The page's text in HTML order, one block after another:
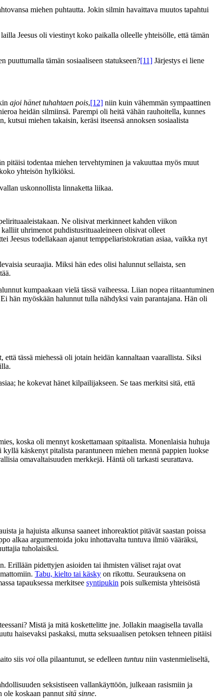
miehen puhtautta. Jokin silmin havaittava muutos tapahtui
Jeesus oli viestinyt koko paikalla olleelle yhteisölle, että tämän
puuttumalla tämän sosiaaliseen statukseen?[11] Järjestys ei liene
ajoi hänet tuhahtaen pois,[12] niin kuin vähemmän sympaattinen
heidän silmiinsä. Parempi oli heitä vähän rauhoitella, kunnes
miehen takaisin, keräsi itseensä annoksen sosiaalista
pitäisi todentaa miehen tervehtyminen ja vakuuttaa myös muut
yhteisön hylkiöksi.
uskonnollista linnaketta liikaa.
Ne olisivat merkinneet kahden viikon
uhrimenot puhdistusrituaaleineen olisivat olleet
Jeesus todellakaan ajanut temppeliaristokratian asiaa, vaikka nyt
seuraajia. Miksi hän edes olisi halunnut sellaista, sen
kumpaakaan vielä tässä vaiheessa. Liian nopea riitaantuminen
hän myöskään halunnut tulla nähdyksi vain parantajana. Hän oli
tässä miehessä oli jotain heidän kannaltaan vaarallista. Siksi
he kokevat hänet kilpailijakseen. Se taas merkitsi sitä, että
koska oli mennyt koskettamaan spitaalista. Monenlaisia huhuja
käskenyt pitalista parantuneen miehen mennä pappien luokse
omavaltaisuuden merkkejä. Häntä oli tarkasti seurattava.
ja hajuista alkunsa saaneet inhoreaktiot pitävät saastan poissa
alkaa argumentoida joku inhottavalta tuntuva ilmiö vääräksi,
tuholaisiksi.
Erillään pidettyjen asioiden tai ihmisten väliset rajat ovat
Tabu, kielto tai käsky on rikottu. Seurauksena on
tapauksessa merkitsee syntipukin pois sulkemista yhteisöstä
Mistä ja mitä koskettelitte jne. Jollakin maagisella tavalla
haisevaksi paskaksi, mutta seksuaalisen petoksen tehneen pitäisi
siis voi olla pilaantunut, se edelleen tuntuu niin vastenmieliseltä,
seksistiseen vallankäyttöön, julkeaan rasismiin ja
ole koskaan pannutsitä sinne.